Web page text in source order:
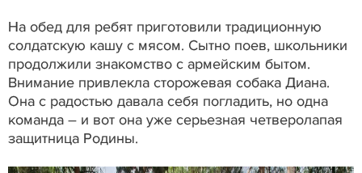
На обед для ребят приготовили традиционную
солдатскую кашу с мясом. Сытно поев, школьники
продолжили знакомство с армейским бытом.
Внимание привлекла сторожевая собака Диана.
Она с радостью давала себя погладить, но одна
команда – и вот она уже серьезная четверолапая
защитница Родины.